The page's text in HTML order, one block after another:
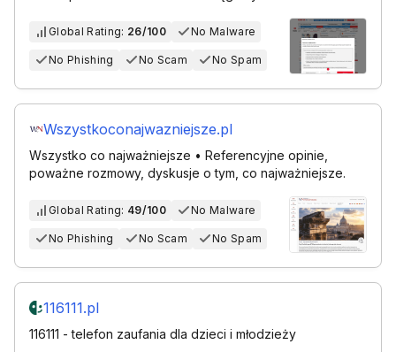
Global Rating: 26/100 No Malware
No Phishing No Scam No Spam
Wszystkoconajwazniejsze.pl
Wszystko co najważniejsze • Referencyjne opinie,
poważne rozmowy, dyskusje o tym, co najważniejsze.
Global Rating: 49/100 No Malware
No Phishing No Scam No Spam
116111.pl
116111 - telefon zaufania dla dzieci i młodzieży